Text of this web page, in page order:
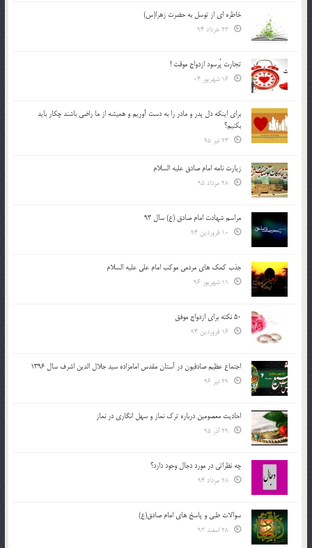
خاطره ای از توسل به حضرت زهرا(س)
تجارت پُرسود ازدواج موقت !
براي اينكه دل پدر و مادر را به دست آوريم و هميشه از ما راضي باشند چكار بايد
بكنيم؟
زیارت نامه امام صادق علیه السلام
مراسم شهادت امام صادق (ع) سال 93
جذب کمک های مردمی موکب امام علی علیه السلام
50 نکته برای ازدواج موفق
اجتماع عظیم صادقیون در آستان مقدس امامزاده سید جلال الدین اشرف سال 1396
احادیث معصومین درباره ترک نماز و سهل انگاری در نماز
چه نظراتی در مورد دجال وجود دارد؟
سوالات طبی و پاسخ های امام صادق(ع)